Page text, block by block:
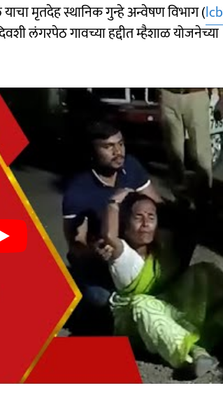
मृतदेह स्थानिक गुन्हे अन्वेषण विभाग (lcb
लंगरपेठ गावच्या हद्दीत म्हैशाळ योजनेच्या